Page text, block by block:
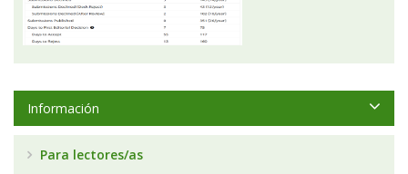
Información
Para lectores/as